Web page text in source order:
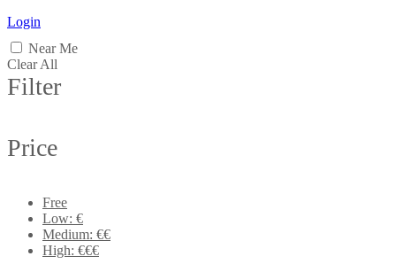
Login
Near Me
Clear All
Filter
Price
Free
Low: €
Medium: €€
High: €€€